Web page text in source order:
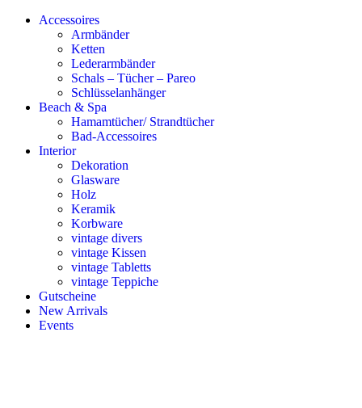
Accessoires
Armbänder
Ketten
Lederarmbänder
Schals – Tücher – Pareo
Schlüsselanhänger
Beach & Spa
Hamamtücher/ Strandtücher
Bad-Accessoires
Interior
Dekoration
Glasware
Holz
Keramik
Korbware
vintage divers
vintage Kissen
vintage Tabletts
vintage Teppiche
Gutscheine
New Arrivals
Events